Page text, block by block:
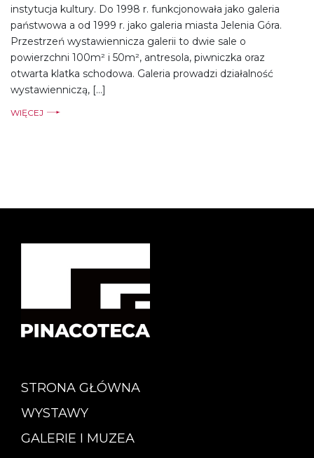
instytucja kultury. Do 1998 r. funkcjonowała jako galeria
państwowa a od 1999 r. jako galeria miasta Jelenia Góra.
Przestrzeń wystawiennicza galerii to dwie sale o
powierzchni 100m² i 50m², antresola, piwniczka oraz
otwarta klatka schodowa. Galeria prowadzi działalność
wystawienniczą, […]
WIĘCEJ
STRONA GŁÓWNA
WYSTAWY
GALERIE I MUZEA